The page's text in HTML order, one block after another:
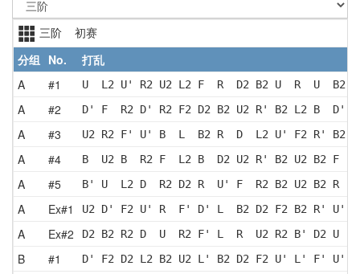
三阶 初赛
分组 No.
打乱
A
#1 U  L2 U' R2 U2 L2 F  R  D2 B2 U  R  U  B2
A #2 D' F  R2 D' R2 F2 D2 B2 U2 R' B2 L2 B  D'
A #3 U2 R2 F' U' B  L  B2 R  D  L2 U' F2 R' B2
A #4 B  U2 B  R2 F  L2 B  D2 U2 R' B2 U2 B2 F
A #5 B' U  L2 D  R2 D2 R  U' F  R2 B2 U2 B2 R
A Ex#1 U2 D' F2 U' R  F' D' L  B2 D2 F2 B2 R' U'
A Ex#2 D2 B2 R2 D  U  R2 F' L  R  U2 R2 B' D2 U
B #1 D' F2 D2 L2 B2 U2 L' B2 D2 F2 U' L' F' U'